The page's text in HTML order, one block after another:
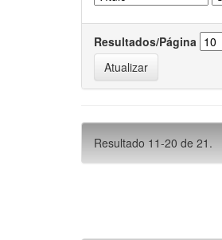
Resultados/Página
Resultado 11-20 de 21.